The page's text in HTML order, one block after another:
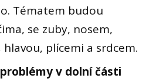
Tématem budou
se zuby, nosem,
hlavou, plícemi a srdcem.
v dolní části